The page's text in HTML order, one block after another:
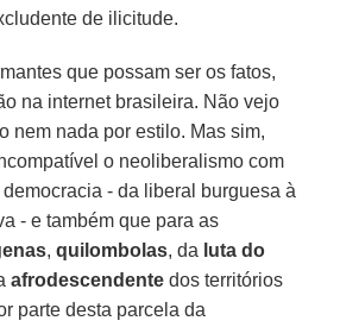
de ilicitude.
que possam ser os fatos,
na internet brasileira. Não vejo
nem nada por estilo. Mas sim,
o neoliberalismo com
- da liberal burguesa à
- e também que para as
,quilombolas, da luta do
afrodescendente dos territórios
parte desta parcela da